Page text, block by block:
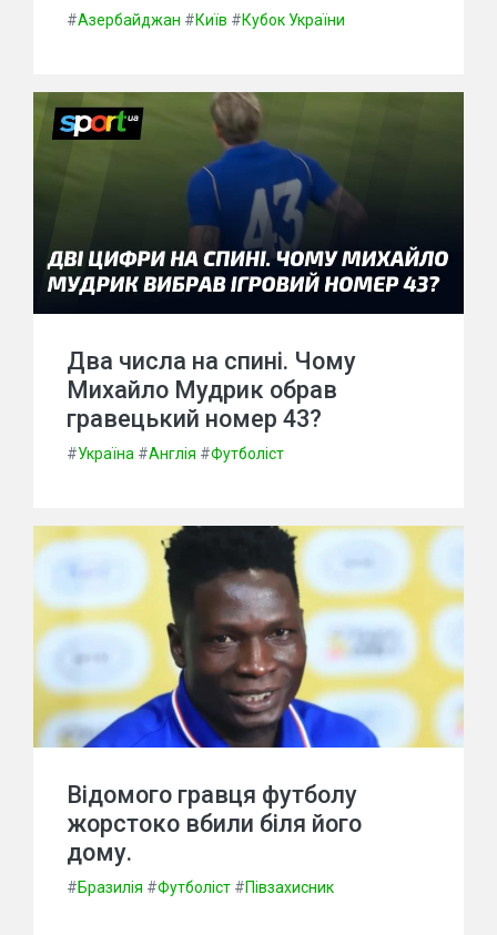
#Азербайджан #Київ #Кубок України
Два числа на спині. Чому
Михайло Мудрик обрав
гравецький номер 43?
#Україна #Англія #Футболіст
Відомого гравця футболу
жорстоко вбили біля його
дому.
#Бразилія #Футболіст #Півзахисник